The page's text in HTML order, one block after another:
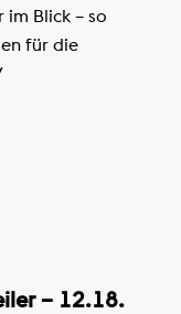
Blick – so
für die
– 12.18.